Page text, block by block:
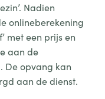
Nadien
onlineberekening
met een prijs en
aan de
De opvang kan
aan de dienst.